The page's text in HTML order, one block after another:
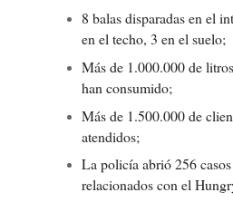
8 balas disparadas en el
en el techo, 3 en el suelo;
Más de 1.000.000 de
han consumido;
Más de 1.500.000 de
atendidos;
La policía abrió 256 casos
relacionados con el